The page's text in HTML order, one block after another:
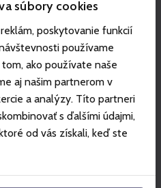
súbory cookies
poskytovanie funkcií
používame
ako používate naše
aj našim partnerom v
a analýzy. Títo partneri
s ďalšími údajmi,
od vás získali, keď ste
Mlýn